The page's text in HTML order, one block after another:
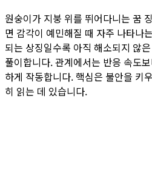
원숭이가 지붕 위를 뛰어다니는 꿈
면 감각이 예민해질 때 자주 나타나
되는 상징일수록 아직 해소되지 않
풀이합니다. 관계에서는 반응 속도
하게 작동합니다. 핵심은 불안을 키
히 읽는 데 있습니다.